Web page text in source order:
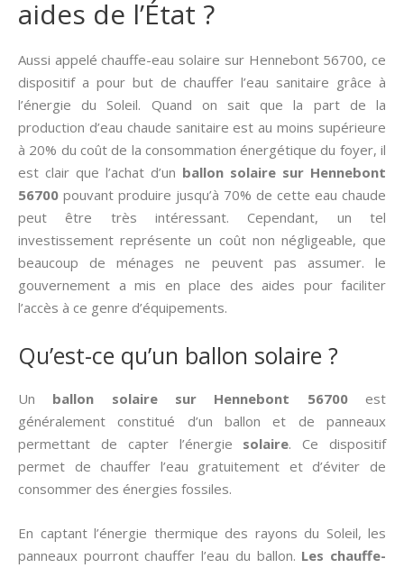
aides de l’État ?
Aussi appelé chauffe-eau solaire sur Hennebont 56700, ce
dispositif a pour but de chauffer l’eau sanitaire grâce à
l’énergie du Soleil. Quand on sait que la part de la
production d’eau chaude sanitaire est au moins supérieure
à 20% du coût de la consommation énergétique du foyer, il
est clair que l’achat d’un ballon solaire sur Hennebont
56700 pouvant produire jusqu’à 70% de cette eau chaude
peut être très intéressant. Cependant, un tel
investissement représente un coût non négligeable, que
beaucoup de ménages ne peuvent pas assumer. le
gouvernement a mis en place des aides pour faciliter
l’accès à ce genre d’équipements.
Qu’est-ce qu’un ballon solaire ?
Un ballon solaire sur Hennebont 56700est
généralement constitué d’un ballon et de panneaux
permettant de capter l’énergie solaire. Ce dispositif
permet de chauffer l’eau gratuitement et d’éviter de
consommer des énergies fossiles.
En captant l’énergie thermique des rayons du Soleil, les
panneaux pourront chauffer l’eau du ballon. Les chauffe-